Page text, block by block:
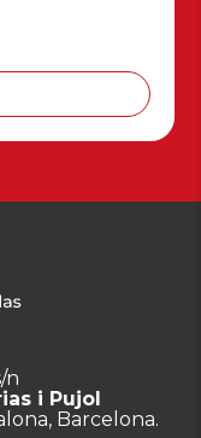
n
i Pujol
Barcelona.